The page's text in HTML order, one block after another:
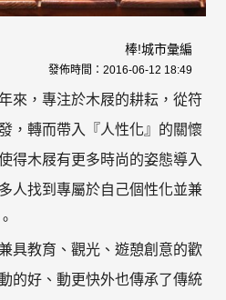
棒!城市彙編
發佈時間： 2016-06-12 18:49
來，專注於木屐的耕耘，從符
，轉而帶入『人性化』的關懷
得木屐有更多時尚的姿態導入
人找到專屬於自己個性化並兼
具教育、觀光、遊憩創意的歡
的好、動更快外也傳承了傳統